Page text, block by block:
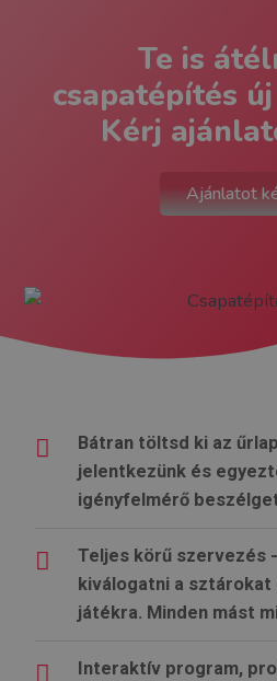
Te is
csapatépítés
Kérj
Ajánlatot
Bátran töltsd ki az
jelentkezünk és
igényfelmérő
Teljes körű szervezés
kiválogatni a sztárokat
játékra. Minden mást
Interaktív program,